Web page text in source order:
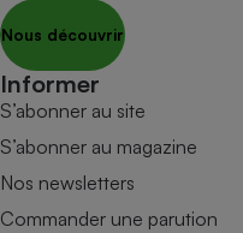
Nous découvrir
Informer
S’abonner au site
S’abonner au magazine
Nos newsletters
Commander une parution